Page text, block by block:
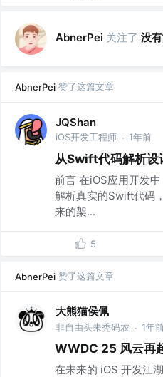
AbnerPei 关注了 没
AbnerPei 赞了这篇文章
JQShan
iOS开发工程师 · 1年前
从Swift代码解析设
前言 在iOS应用开发
解析真实的Swift代码
来的架...
5
AbnerPei 赞了这篇文章
大熊猫侯佩
非自由头未秃码农 · 1年前
WWDC 25 风云再
在未来的 iOS 开发江